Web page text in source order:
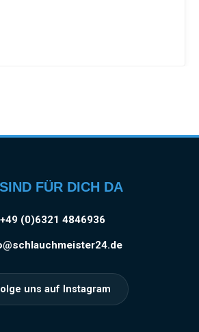
FÜR DICH DA
+49 (0)6321 4846936
uns auf Instagram